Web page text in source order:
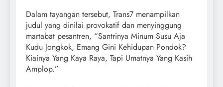
Dalam tayangan tersebut, Trans7 menampilkan
judul yang dinilai provokatif dan menyinggung
martabat pesantren, “Santrinya Minum Susu Aja
Kudu Jongkok, Emang Gini Kehidupan Pondok?
Kiainya Yang Kaya Raya, Tapi Umatnya Yang Kasih
Amplop.”